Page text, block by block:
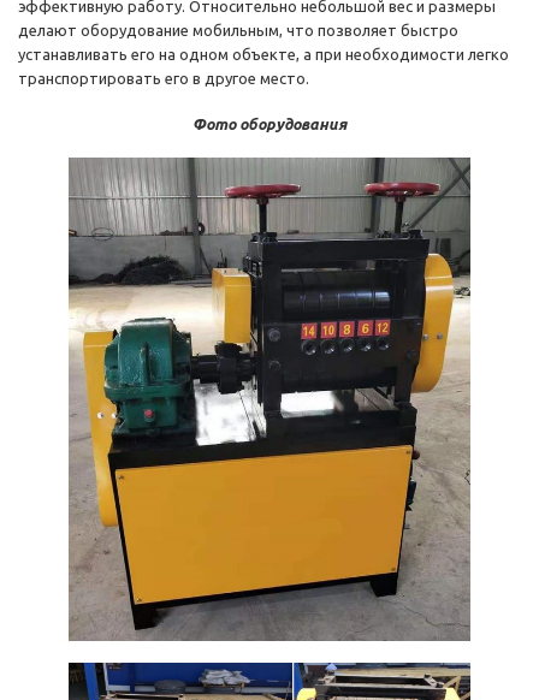
эффективную работу. Относительно небольшой вес и размеры
делают оборудование мобильным, что позволяет быстро
устанавливать его на одном объекте, а при необходимости легко
транспортировать его в другое место.
Фото оборудования